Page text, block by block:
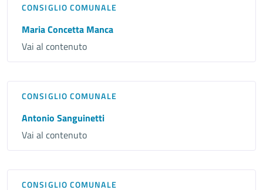
CONSIGLIO COMUNALE
Maria Concetta Manca
Vai al contenuto
CONSIGLIO COMUNALE
Antonio Sanguinetti
Vai al contenuto
CONSIGLIO COMUNALE